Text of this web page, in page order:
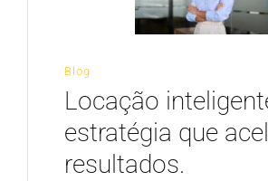
Blog
Locação
estratégia que
resultados.